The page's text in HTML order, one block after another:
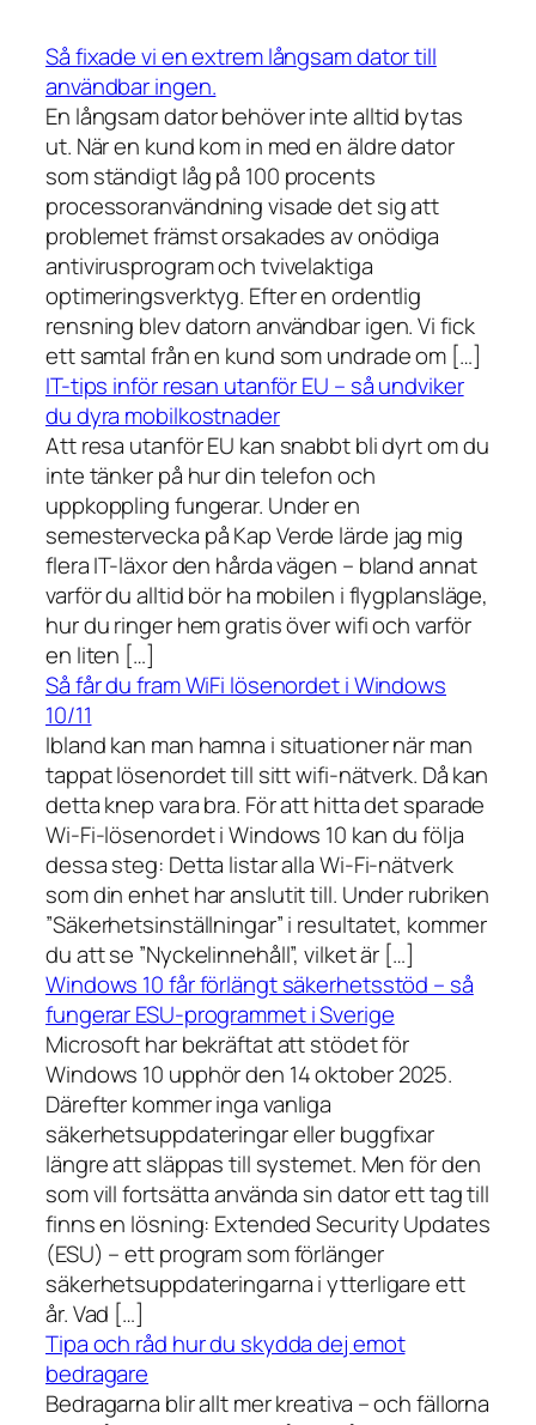
Så fixade vi en extrem långsam dator till
användbar ingen.
En långsam dator behöver inte alltid bytas
ut. När en kund kom in med en äldre dator
som ständigt låg på 100 procents
processoranvändning visade det sig att
problemet främst orsakades av onödiga
antivirusprogram och tvivelaktiga
optimeringsverktyg. Efter en ordentlig
rensning blev datorn användbar igen. Vi fick
ett samtal från en kund som undrade om […]
IT-tips inför resan utanför EU – så undviker
du dyra mobilkostnader
Att resa utanför EU kan snabbt bli dyrt om du
inte tänker på hur din telefon och
uppkoppling fungerar. Under en
semestervecka på Kap Verde lärde jag mig
flera IT-läxor den hårda vägen – bland annat
varför du alltid bör ha mobilen i flygplansläge,
hur du ringer hem gratis över wifi och varför
en liten […]
Så får du fram WiFi lösenordet i Windows
10/11
Ibland kan man hamna i situationer när man
tappat lösenordet till sitt wifi-nätverk. Då kan
detta knep vara bra. För att hitta det sparade
Wi-Fi-lösenordet i Windows 10 kan du följa
dessa steg: Detta listar alla Wi-Fi-nätverk
som din enhet har anslutit till. Under rubriken
”Säkerhetsinställningar” i resultatet, kommer
du att se ”Nyckelinnehåll”, vilket är […]
Windows 10 får förlängt säkerhetsstöd – så
fungerar ESU-programmet i Sverige
Microsoft har bekräftat att stödet för
Windows 10 upphör den 14 oktober 2025.
Därefter kommer inga vanliga
säkerhetsuppdateringar eller buggfixar
längre att släppas till systemet. Men för den
som vill fortsätta använda sin dator ett tag till
finns en lösning: Extended Security Updates
(ESU) – ett program som förlänger
säkerhetsuppdateringarna i ytterligare ett
år. Vad […]
Tipa och råd hur du skydda dej emot
bedragare
Bedragarna blir allt mer kreativa – och fällorna